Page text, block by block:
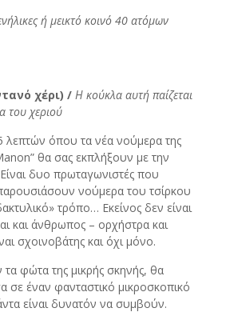
ή μεικτό κοινό 40 ατόμων
χέρι) / Η κούκλα αυτή παίζεται
του χεριού
λεπτών όπου τα νέα νούμερα της
θα σας εκπλήξουν με την
Είναι δυο πρωταγωνιστές που
νούμερα του τσίρκου
τρόπο… Εκείνος δεν είναι
και άνθρωπος – ορχήστρα και
σχοινοβάτης και όχι μόνο.
φώτα της μικρής σκηνής, θα
σε έναν φανταστικό μικροσκοπικό
είναι δυνατόν να συμβούν.